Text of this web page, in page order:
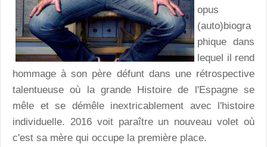
opus
(auto)biogra
phique dans
lequel il rend
hommage à son père défunt dans une rétrospective
talentueuse où la grande Histoire de l'Espagne se
mêle et se démêle inextricablement avec l'histoire
individuelle. 2016 voit paraître un nouveau volet où
c'est sa mère qui occupe la première place.